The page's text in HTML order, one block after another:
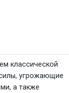
классической
угрожающие
а также